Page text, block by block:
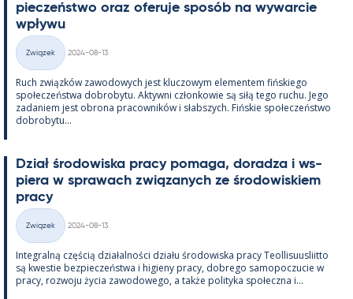
pieczeństwo oraz ofe­ruje sposób na wywarcie
wpływu
Kategorie
Związek
2024-08-13
Ruch związków zawo­dowych jest kluczowym ele­men­tem fińs­kiego
społeczeństwa do­bro­bytu. Ak­tywni człon­kowie są siłą tego ruchu. Jego
za­da­niem jest obrona pracow­ników i słabszych. Fińs­kie społeczeństwo
do­bro­bytu...
Dział śro­dowiska pracy po­maga, do­radza i ws­
piera w sprawach związa­nych ze śro­dowis­kiem
pracy
Kategorie
Związek
2024-08-13
In­te­gralną częścią działal­ności działu śro­dowiska pracy Teol­li­suus­liitto
są kwes­tie bez­pieczeństwa i hi­gieny pracy, dobrego sa­mo­poczucie w
pracy, rozwoju życia zawo­dowego, a także po­li­tyka społeczna i...